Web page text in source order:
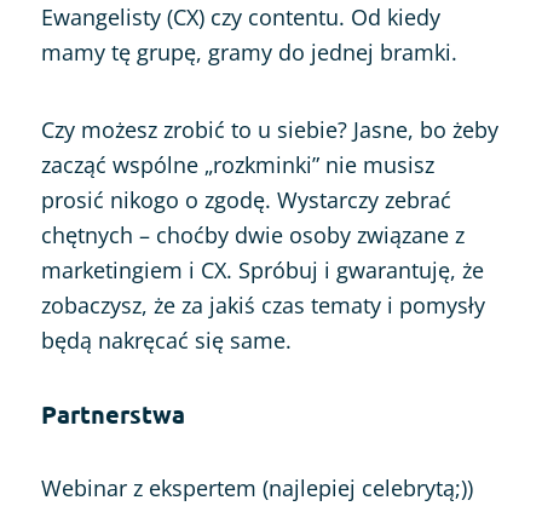
Ewangelisty (CX) czy contentu. Od kiedy
mamy tę grupę, gramy do jednej bramki.
Czy możesz zrobić to u siebie? Jasne, bo żeby
zacząć wspólne „rozkminki” nie musisz
prosić nikogo o zgodę. Wystarczy zebrać
chętnych – choćby dwie osoby związane z
marketingiem i CX. Spróbuj i gwarantuję, że
zobaczysz, że za jakiś czas tematy i pomysły
będą nakręcać się same.
Partnerstwa
Webinar z ekspertem (najlepiej celebrytą;))